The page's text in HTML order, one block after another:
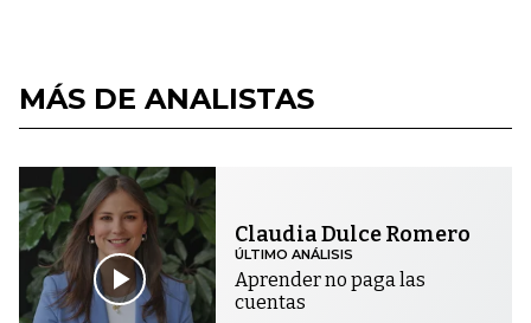
MÁS DE ANALISTAS
Claudia Dulce Romero
ÚLTIMO ANÁLISIS
Aprender no paga las
cuentas